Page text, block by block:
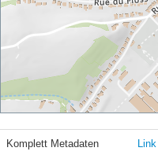
Komplett Metadaten Link